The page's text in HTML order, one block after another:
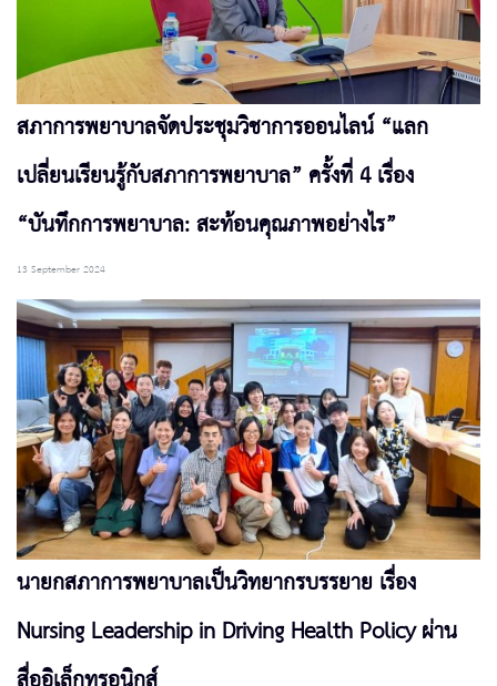
สภาการพยาบาลจัดประชุมวิชาการออนไลน์ “แลก
เปลี่ยนเรียนรู้กับสภาการพยาบาล” ครั้งที่ 4 เรื่อง
“บันทึกการพยาบาล: สะท้อนคุณภาพอย่างไร”
13 September 2024
นายกสภาการพยาบาลเป็นวิทยากรบรรยาย เรื่อง
Nursing Leadership in Driving Health Policy ผ่าน